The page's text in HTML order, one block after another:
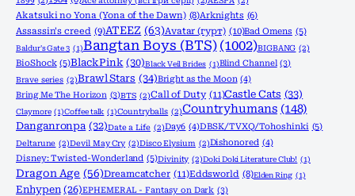
Akatsuki no Yona (Yona of the Dawn) (8)Arknights (6)
Assassin's creed (9)ATEEZ (63)Avatar (гурт) (10)Bad Omens (5)
Baldur's Gate 3 (1)Bangtan Boys (BTS) (1002)BIGBANG (2)
BioShock (5)BlackPink (30)Black Veil Brides (1)Blind Channel (3)
Brave series (2)Brawl Stars (34)Bright as the Moon (4)
Bring Me The Horizon (3)BTS (2)Call of Duty (11)Castle Cats (33)
Claymore (1)Coffee talk (1)Countryballs (2)Countryhumans (148)
Danganronpa (32)Date a Life (2)Day6 (4)DBSK/TVXQ/Tohoshinki (5)
Deltarune (2)Devil May Cry (2)Disco Elysium (2)Dishonored (4)
Disney: Twisted-Wonderland (5)Divinity (2)Doki Doki Literature Club! (1)
Dragon Age (56)Dreamcatcher (11)Eddsworld (8)Elden Ring (1)
Enhypen (26)EPHEMERAL - Fantasy on Dark (3)